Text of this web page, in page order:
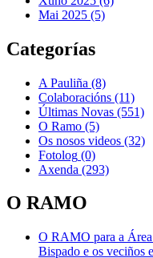
Mai 2025 (5)
Categorías
A Pauliña (8)
Colaboracións (11)
Últimas Novas (551)
O Ramo (5)
Os nosos videos (32)
Fotolog (0)
Axenda (293)
O RAMO
O RAMO para a
Bispado e os veciños